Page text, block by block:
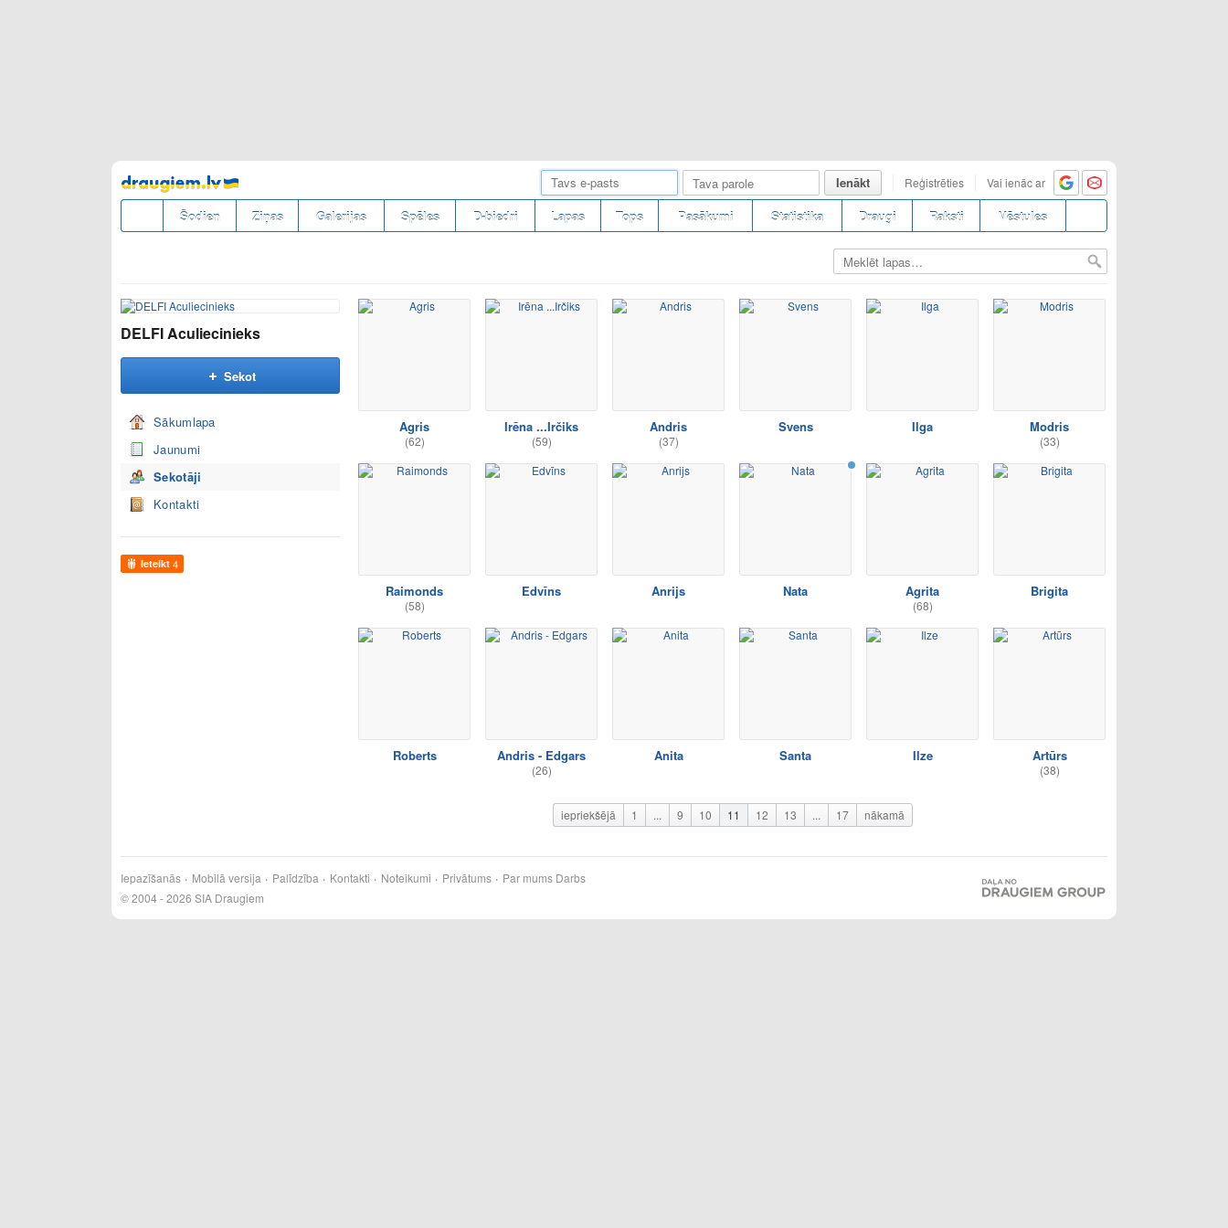
Pāriet
uz
saturu
Ienākt Reģistrēties Vai ienāc ar
Šodien Ziņas Galerijas Spēles D-biedri Lapas Tops Pasākumi Statistika Draugi Raksti Vēstules
DELFI Aculiecinieks
Sekot
Sākumlapa
Jaunumi
Sekotāji
Kontakti
Ieteikt 4
Agris
(62)
Irēna ...Irčiks
(59)
Andris
(37)
Svens Ilga Modris
(33)
Raimonds
(58)
Edvīns Anrijs Nata Agrita
(68)
Brigita
Roberts Andris - Edgars
(26)
Anita Santa Ilze Artūrs
(38)
iepriekšējā 1 ... 9 10 11 12 13 ... 17 nākamā
Iepazīšanās Mobilā versija Palīdzība Kontakti Noteikumi Privātums Par mums Darbs
© 2004 - 2026 SIA Draugiem